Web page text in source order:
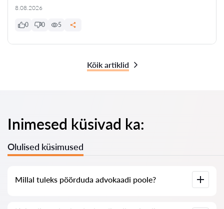
8.08.2026
0 0 5
Kõik artiklid
Inimesed küsivad ka:
Olulised küsimused
Millal tuleks pöörduda advokaadi poole?